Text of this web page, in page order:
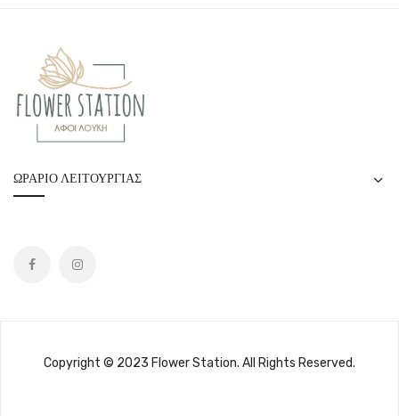
ΩΡΆΡΙΟ ΛΕΙΤΟΥΡΓΊΑΣ
Copyright © 2023 Flower Station. All Rights Reserved.